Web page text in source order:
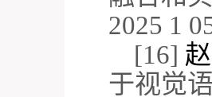
2025 1
[16]
于视觉